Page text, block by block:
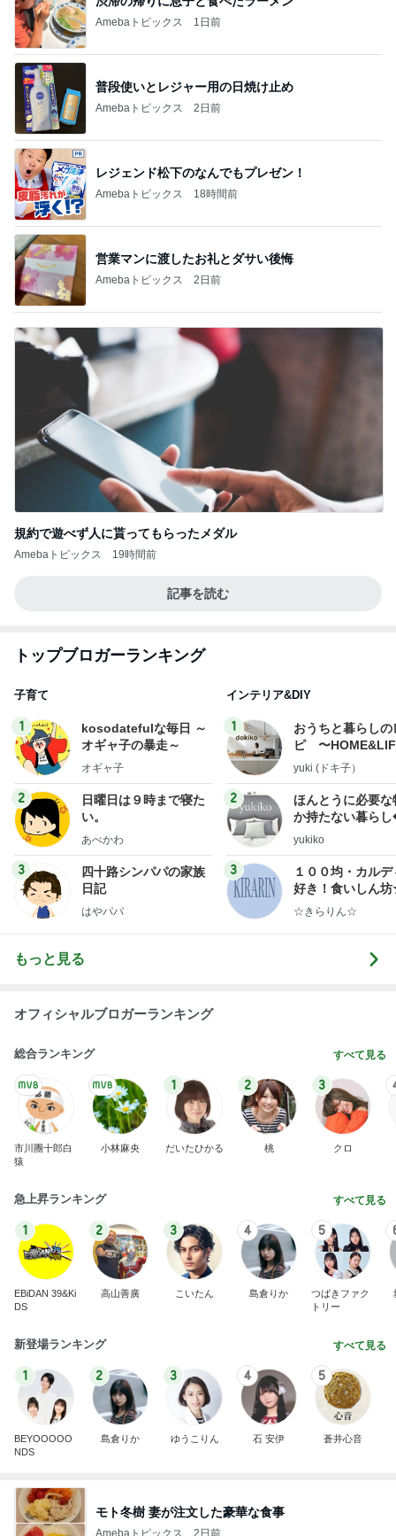
Amebaトピックス 1日前
普段使いとレジャー用の日焼け止め
Amebaトピックス 2日前
レジェンド松下のなんでもプレゼン！
Amebaトピックス 18時間前
営業マンに渡したお礼とダサい後悔
Amebaトピックス 2日前
規約で遊べず人に貰ってもらったメダル
Amebaトピックス 19時間前
記事を読む
トップブロガーランキング
子育て
1
kosodatefulな毎日 ～
オギャ子の暴走～
オギャ子
2
日曜日は９時まで寝た
い。
あべかわ
3
四十路シンパパの家族
日記
はやパパ
インテリア&DIY
1
おうちと暮らしの
ピ 〜
yuki (ドキ子）
2
ほんとうに必要な
か持たない暮ら
ep Life Simple◆
ンテリアのきろく
yukiko
3
１００均・カルデ
好き！食いしん
らりん☆のブログ
☆きらりん☆
もっと見る
オフィシャルブロガーランキング
総合ランキング すべて見る
市川團十郎白
猿
小林麻央
1
だいたひかる
2
桃
3
クロ
急上昇ランキング すべて見る
1
EBiDAN 39&Ki
DS
2
高山善廣
3
こいたん
4
島倉りか
5
つばきファク
トリー
新登場ランキング すべて見る
1
BEYOOOOO
NDS
2
島倉りか
3
ゆうこりん
4
石 安伊
5
蒼井心音
モト冬樹 妻が注文した豪華な食事
Amebaトピックス 2日前